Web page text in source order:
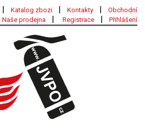
| Katalog zbozi | Kontakty |
Obchodní
Naše prodejna | Registrace | Přihlášení